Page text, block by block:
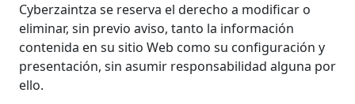
Cyberzaintza se reserva el derecho a modificar o
eliminar, sin previo aviso, tanto la información
contenida en su sitio Web como su configuración y
presentación, sin asumir responsabilidad alguna por
ello.